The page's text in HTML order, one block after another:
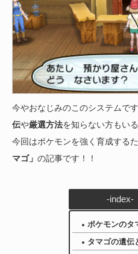
今やおなじみのこのシステムで
伝や厳選方法を知らない方もい
今回はポケモンを強く育成する
マゴ」 の記事です！！
-index-
ポケモンのタ
タマゴの遺伝